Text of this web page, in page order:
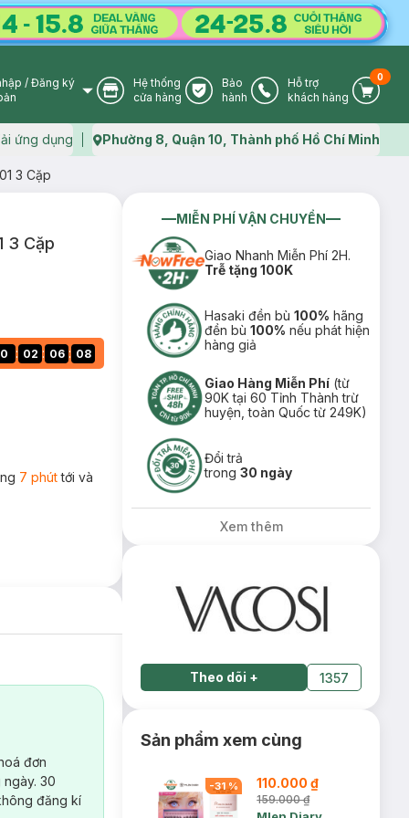
User Icon
/ Đăng ký
Store Icon
Hệ thống
cửa hàng
Warranty Icon
Bảo
hành
Phone Icon
Hỗ trợ
khách hàng
Cart
0
ứng dụng Map icon
Phường 8, Quận 10, Thành phố Hồ Chí Minh
3 Cặp
3 Cặp
0 : 02 : 06 : 07
7 phúttới và
đơn
30
đăng kí
MIỄN PHÍ VẬN CHUYỂN
Giao Nhanh Miễn Phí 2H.
Trễ tặng 100K
Hasaki đền bù100% hãng
đền bù100% nếu phát hiện
hàng giả
Giao Hàng Miễn Phí (từ
90K tại 60 Tỉnh Thành trừ
huyện, toàn Quốc từ 249K)
Đổi trả
trong30 ngày
Xem thêm
Theo dõi + 1357
Sản phẩm xem cùng
-31% 110.000 ₫
159.000 ₫